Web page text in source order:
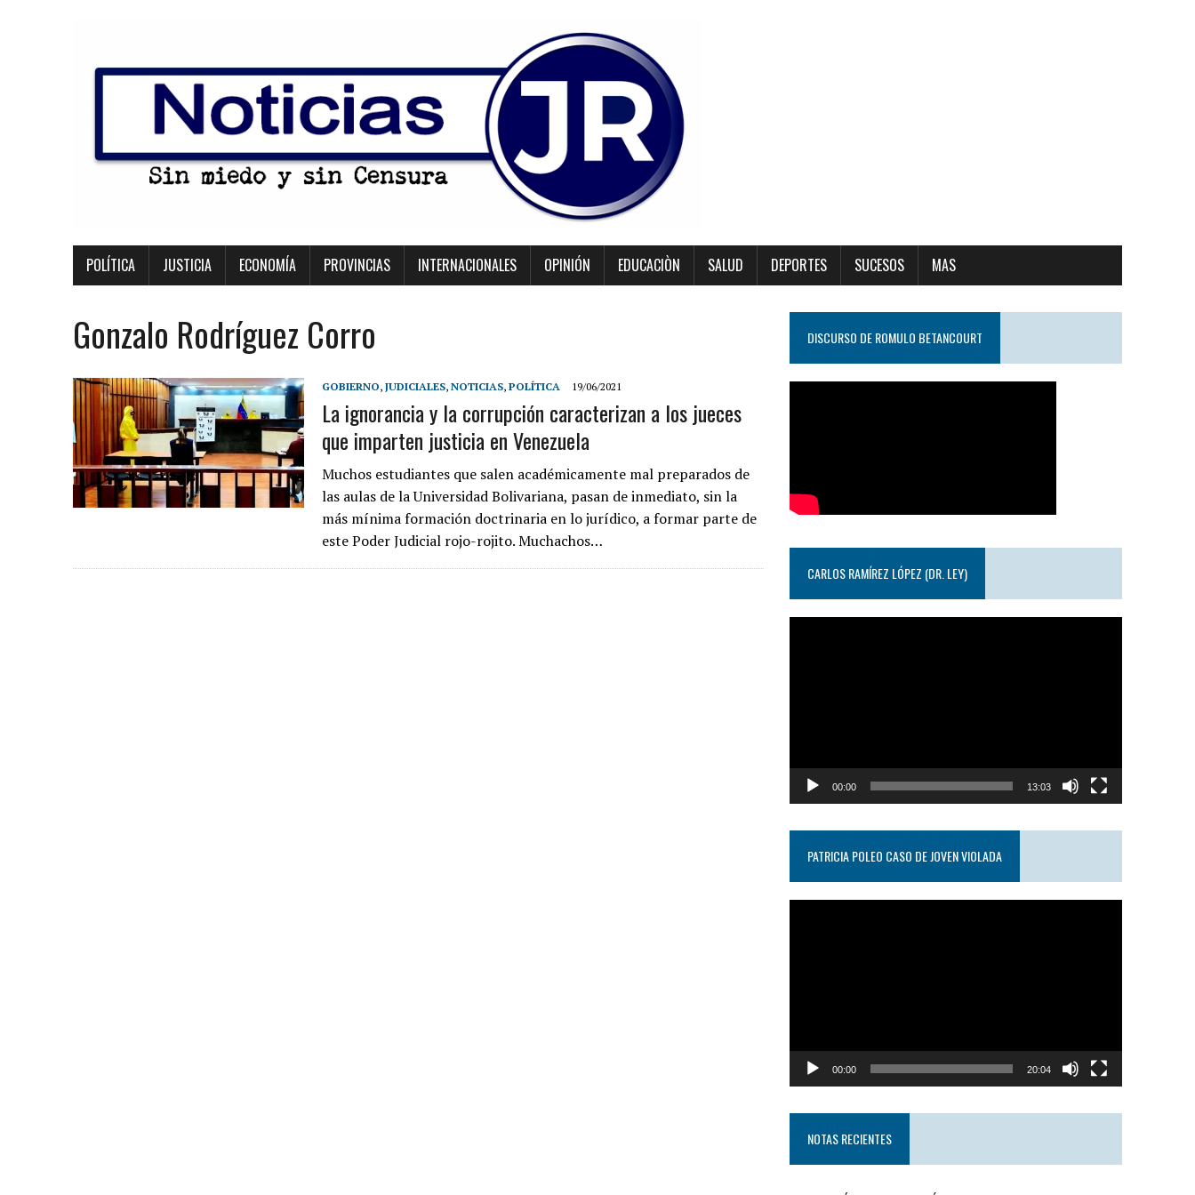
POLÍTICA JUSTICIA ECONOMÍA PROVINCIAS INTERNACIONALES OPINIÓN EDUCACIÒN SALUD DEPORTES SUCESOS MAS
Gonzalo Rodríguez Corro
GOBIERNO, JUDICIALES, NOTICIAS, POLÍTICA 19/06/2021
La ignorancia y la corrupción caracterizan a los jueces
que imparten justicia en Venezuela
Muchos estudiantes que salen académicamente mal preparados de
las aulas de la Universidad Bolivariana, pasan de inmediato, sin la
más mínima formación doctrinaria en lo jurídico, a formar parte de
este Poder Judicial rojo-rojito. Muchachos…
DISCURSO DE ROMULO BETANCOURT
CARLOS RAMÍREZ LÓPEZ (DR. LEY)
00:00 13:03
PATRICIA POLEO CASO DE JOVEN VIOLADA
00:00 20:04
NOTAS RECIENTES